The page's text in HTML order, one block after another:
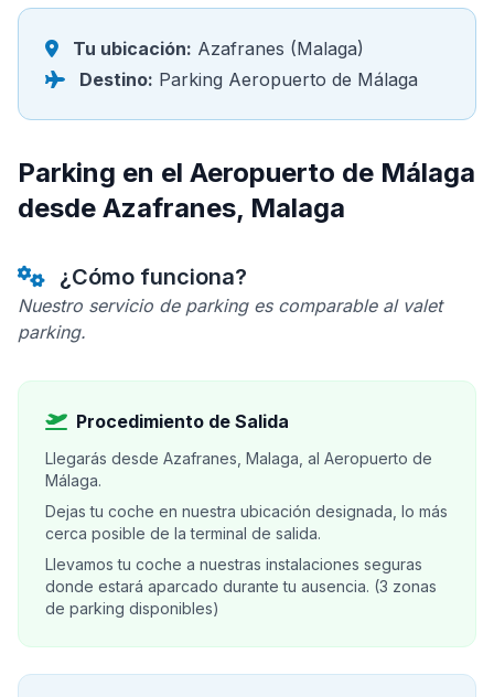
Tu ubicación: Azafranes (Malaga)
Destino: Parking Aeropuerto de Málaga
Parking en el Aeropuerto de Málaga
desde Azafranes, Malaga
¿Cómo funciona?
Nuestro servicio de parking es comparable al valet
parking.
Procedimiento de Salida
Llegarás desde Azafranes, Malaga, al Aeropuerto de
Málaga.
Dejas tu coche en nuestra ubicación designada, lo más
cerca posible de la terminal de salida.
Llevamos tu coche a nuestras instalaciones seguras
donde estará aparcado durante tu ausencia. (3 zonas
de parking disponibles)